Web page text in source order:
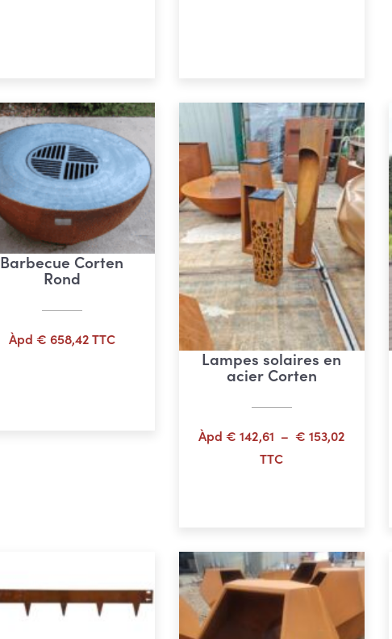
Barbecue Corten
Rond
Àpd € 658,42TTC
Lampes solaires en
acier Corten
Àpd € 142,61 – € 153,02Plage
€ 153,02
TTC